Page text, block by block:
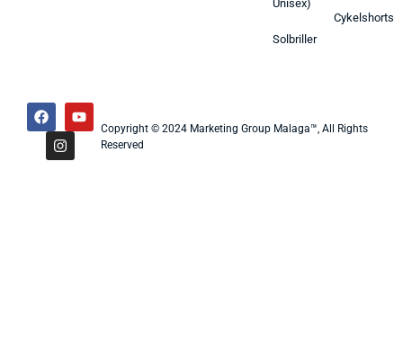
Unisex)
Solbriller
Cykelshorts
Copyright © 2024 Marketing Group Malaga™, All Rights
Reserved